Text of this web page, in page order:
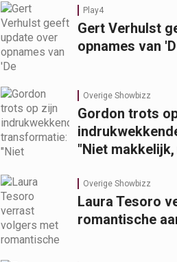
Play4
Gert Verhulst
opnames van
Overige Showbizz
Gordon trots
"Niet
Overige Showbizz
Laura Tesoro
romantische